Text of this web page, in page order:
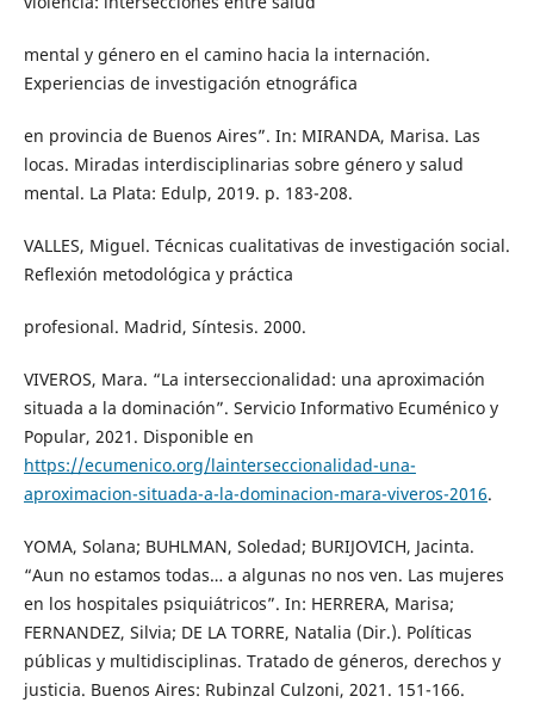
mental y género en el camino hacia la internación.
Experiencias de investigación etnográfica
en provincia de Buenos Aires”. In: MIRANDA, Marisa. Las
locas. Miradas interdisciplinarias sobre género y salud
mental. La Plata: Edulp, 2019. p. 183-208.
VALLES, Miguel. Técnicas cualitativas de investigación social.
Reflexión metodológica y práctica
profesional. Madrid, Síntesis. 2000.
VIVEROS, Mara. “La interseccionalidad: una aproximación
situada a la dominación”. Servicio Informativo Ecuménico y
Popular, 2021. Disponible en
https://ecumenico.org/lainterseccionalidad-una-
aproximacion-situada-a-la-dominacion-mara-viveros-2016.
YOMA, Solana; BUHLMAN, Soledad; BURIJOVICH, Jacinta.
“Aun no estamos todas… a algunas no nos ven. Las mujeres
en los hospitales psiquiátricos”. In: HERRERA, Marisa;
FERNANDEZ, Silvia; DE LA TORRE, Natalia (Dir.). Políticas
públicas y multidisciplinas. Tratado de géneros, derechos y
justicia. Buenos Aires: Rubinzal Culzoni, 2021. 151-166.